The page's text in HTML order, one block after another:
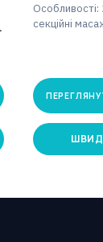
секційні